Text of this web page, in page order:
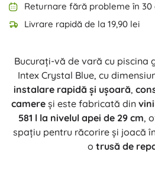
Returnare fără probleme în 30
Livrare rapidă de la 19,90 lei
Bucurați-vă de vară cu piscina
Intex Crystal Blue, cu
instalare rapidă și ușoară,
camere și este fabricată din
581 l la nivelul apei de 29 cm,
spațiu pentru răcorire și joacă
o trusă de